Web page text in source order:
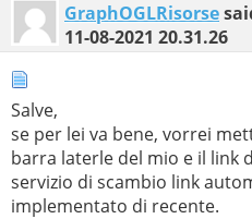
GraphOGLRisorse
11-08-2021 20.31.26
Salve,
se per lei va bene, vorrei
barra laterle del mio e il link
servizio di scambio link
implementato di recente.